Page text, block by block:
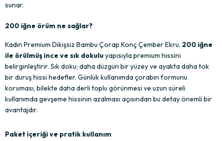
sunar.
200 iğne örüm ne sağlar?
Kadın Premium Dikişsiz Bambu Çorap Konç Çember Ekru, 200 iğne
ile örülmüş ince ve sık dokulu yapısıyla premium hissini
belirginleştirir. Sık doku; daha düzgün bir yüzey ve ayakta daha tok
bir duruş hissi hedefler. Günlük kullanımda çorabın formunu
koruması, bilekte daha derli toplu görünmesi ve uzun süreli
kullanımda gevşeme hissinin azalması açısından bu detay önemli bir
avantajdır.
Paket içeriği ve pratik kullanım